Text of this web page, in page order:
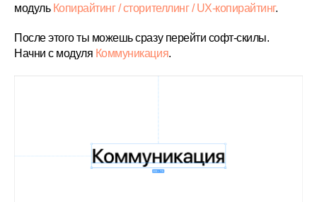
модуль Копирайтинг / сторителлинг / UX-копирайтинг.
После этого ты можешь сразу перейти софт-скилы.
Начни с модуля Коммуникация.